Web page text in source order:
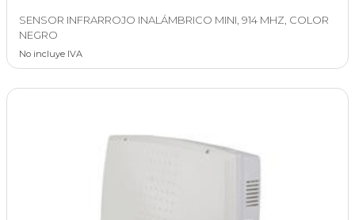
SENSOR INFRARROJO INALÁMBRICO MINI, 914 MHZ, COLOR
NEGRO
No incluye IVA